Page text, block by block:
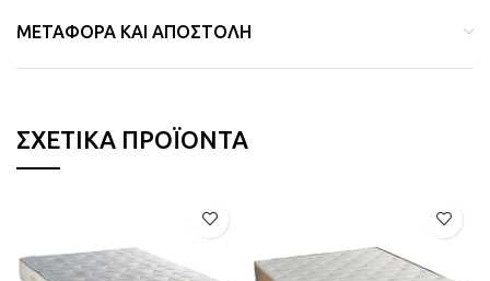
ΜΕΤΑΦΟΡΆ ΚΑΙ ΑΠΟΣΤΟΛΉ
ΣΧΕΤΙΚΆ ΠΡΟΪΌΝΤΑ